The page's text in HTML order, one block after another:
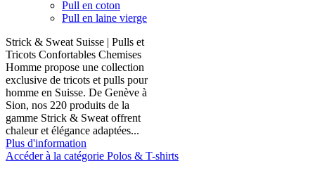
Pull en coton
Pull en laine vierge
Strick & Sweat Suisse | Pulls et
Tricots Confortables Chemises
Homme propose une collection
exclusive de tricots et pulls pour
homme en Suisse. De Genève à
Sion, nos 220 produits de la
gamme Strick & Sweat offrent
chaleur et élégance adaptées...
Plus d'information
Accéder à la catégorie Polos & T-shirts